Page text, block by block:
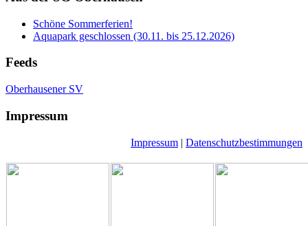
Schöne Sommerferien!
Aquapark geschlossen (30.11. bis 25.12.2026)
Feeds
Oberhausener SV
Impressum
Impressum | Datenschutzbestimmungen